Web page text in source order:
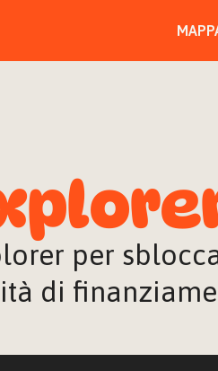
per
di